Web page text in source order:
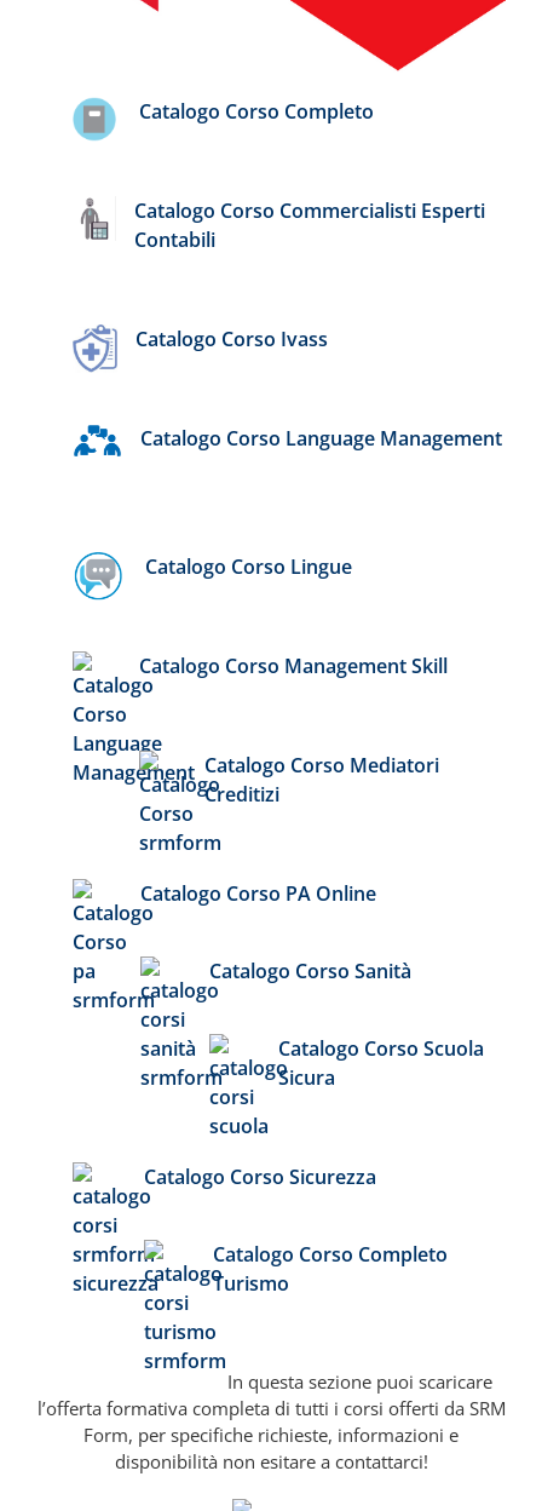
Catalogo Corso Completo
Catalogo Corso Commercialisti Esperti
Contabili
Catalogo Corso Ivass
Catalogo Corso Language Management
Catalogo Corso Lingue
Catalogo Corso Management Skill
Catalogo Corso Mediatori
Creditizi
Catalogo Corso PA Online
Catalogo Corso Sanità
Catalogo Corso Scuola
Sicura
Catalogo Corso Sicurezza
Catalogo Corso Completo
Turismo
In questa sezione puoi scaricare
l’offerta formativa completa di tutti i corsi offerti da SRM
Form, per specifiche richieste, informazioni e
disponibilità non esitare a contattarci!